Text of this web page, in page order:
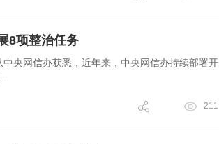
8项整治任务
央网信办获悉，近年来，中央网信办持续部署开
211